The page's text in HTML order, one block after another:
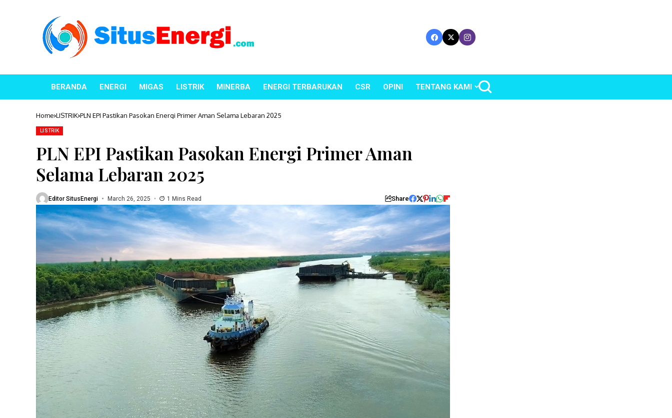
BERANDA ENERGI MIGAS LISTRIK MINERBA ENERGI TERBARUKAN CSR OPINI TENTANG KAMI
Home LISTRIK PLN EPI Pastikan Pasokan Energi Primer Aman Selama Lebaran 2025
LISTRIK
PLN EPI Pastikan Pasokan Energi Primer Aman
Selama Lebaran 2025
Editor SitusEnergi March 26, 2025 1 Mins Read Share